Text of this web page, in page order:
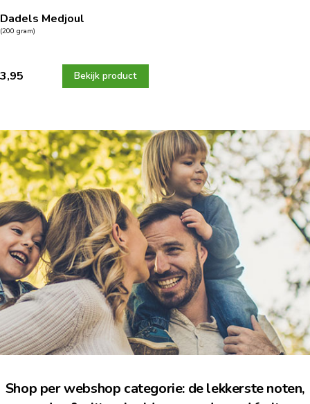
Dadels Medjoul
(200 gram)
3,95 Bekijk product
Shop per webshop categorie: de lekkerste noten,